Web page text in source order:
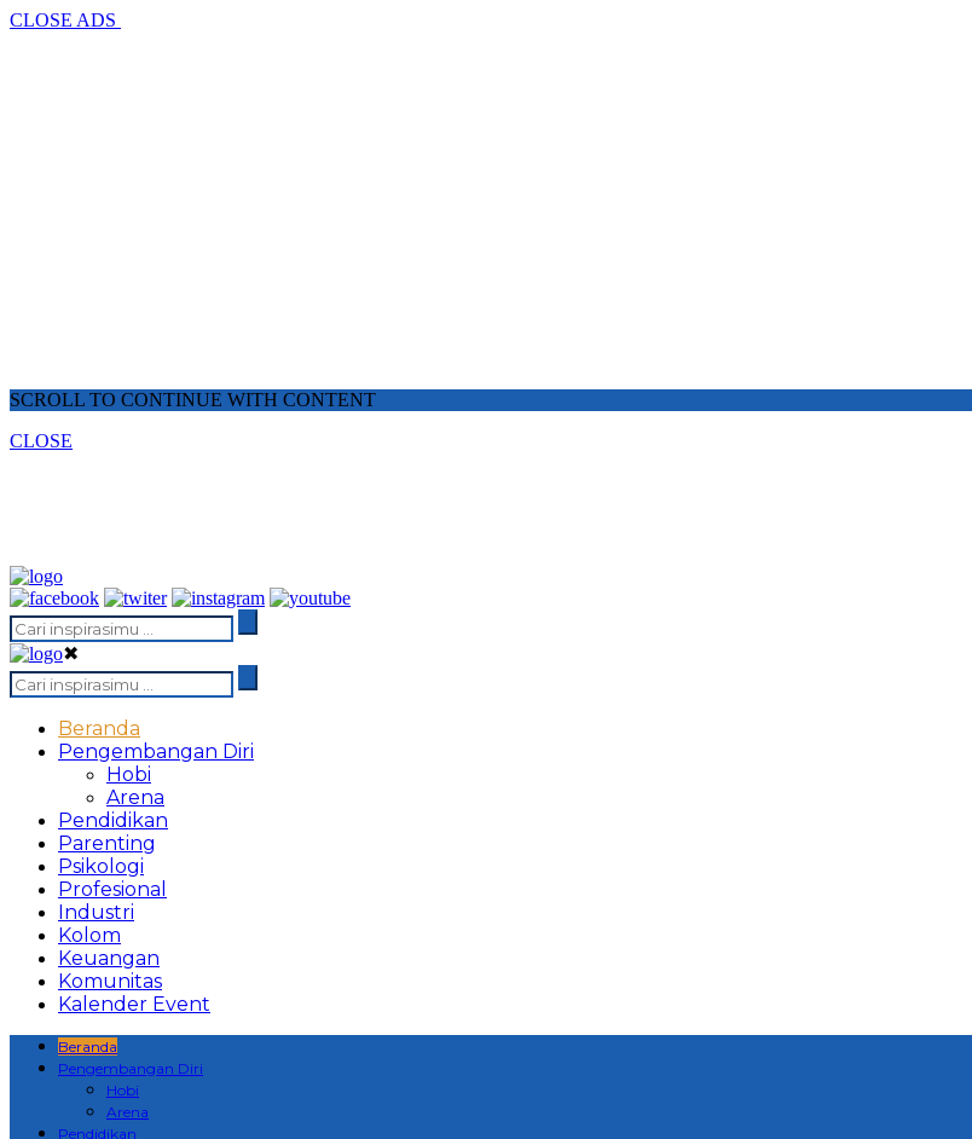
CLOSE ADS
SCROLL TO CONTINUE WITH CONTENT
CLOSE
✖
Beranda
Pengembangan Diri
Hobi
Arena
Pendidikan
Parenting
Psikologi
Profesional
Industri
Kolom
Keuangan
Komunitas
Kalender Event
Beranda
Pengembangan Diri
Hobi
Arena
Pendidikan